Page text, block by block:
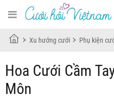
Xu hướng cưới Phụ kiện
Hoa Cưới Cầm
Môn